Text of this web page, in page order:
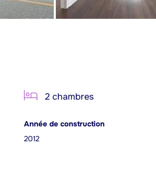
2 chambres
Année de construction
2012